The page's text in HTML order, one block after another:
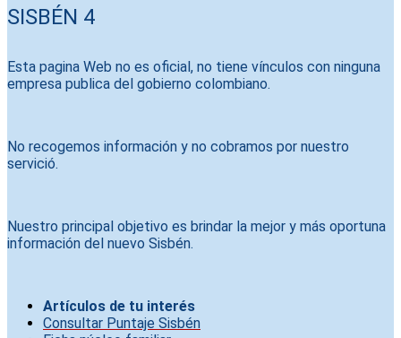
SISBÉN 4
Esta pagina Web no es oficial, no tiene vínculos con ninguna
empresa publica del gobierno colombiano.
No recogemos información y no cobramos por nuestro
servició.
Nuestro principal objetivo es brindar la mejor y más oportuna
información del nuevo Sisbén.
Artículos de tu interés
Consultar Puntaje Sisbén